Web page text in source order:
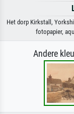
Het dorp Kirkstall,
fotopapier,
Andere